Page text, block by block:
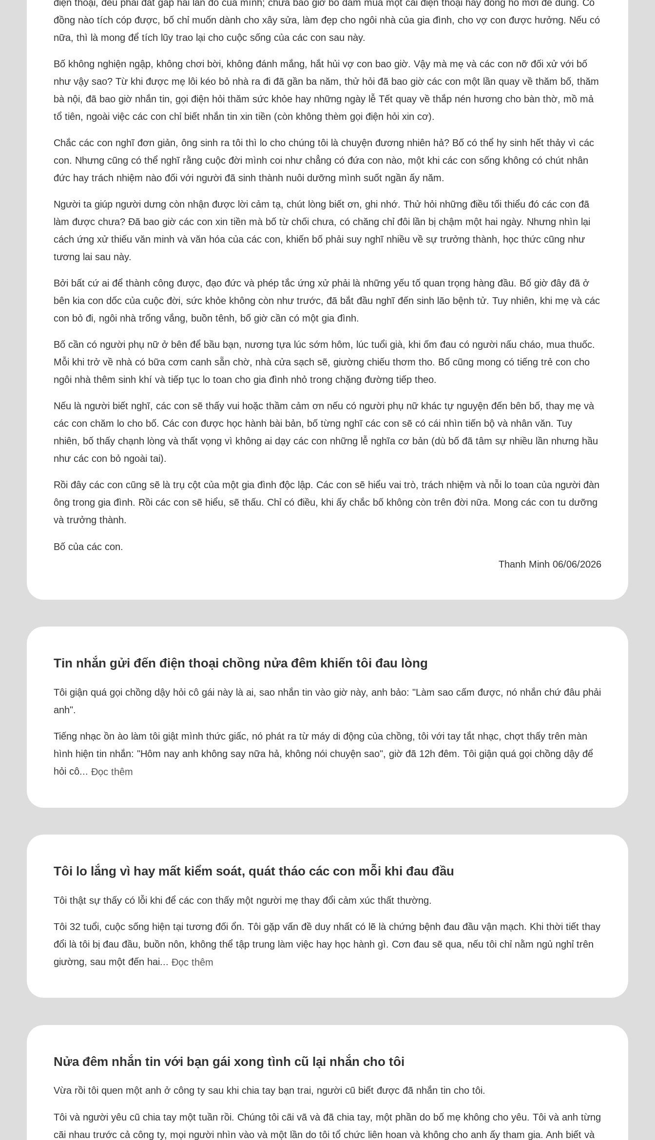
điện thoại, đều phải đắt gấp hai lần đồ của mình; chưa bao giờ bố dám mua một cái điện thoại hay đồng hồ mới để dùng. Có
đồng nào tích cóp được, bố chỉ muốn dành cho xây sửa, làm đẹp cho ngôi nhà của gia đình, cho vợ con được hưởng. Nếu có
nữa, thì là mong để tích lũy trao lại cho cuộc sống của các con sau này.
Bố không nghiện ngập, không chơi bời, không đánh mắng, hắt hủi vợ con bao giờ. Vậy mà mẹ và các con nỡ đối xử với bố
như vậy sao? Từ khi được mẹ lôi kéo bỏ nhà ra đi đã gần ba năm, thử hỏi đã bao giờ các con một lần quay về thăm bố, thăm
bà nội, đã bao giờ nhắn tin, gọi điện hỏi thăm sức khỏe hay những ngày lễ Tết quay về thắp nén hương cho bàn thờ, mồ mả
tổ tiên, ngoài việc các con chỉ biết nhắn tin xin tiền (còn không thèm gọi điện hỏi xin cơ).
Chắc các con nghĩ đơn giản, ông sinh ra tôi thì lo cho chúng tôi là chuyện đương nhiên hả? Bố có thể hy sinh hết thảy vì các
con. Nhưng cũng có thể nghĩ rằng cuộc đời mình coi như chẳng có đứa con nào, một khi các con sống không có chút nhân
đức hay trách nhiệm nào đối với người đã sinh thành nuôi dưỡng mình suốt ngần ấy năm.
Người ta giúp người dưng còn nhận được lời cảm tạ, chút lòng biết ơn, ghi nhớ. Thử hỏi những điều tối thiểu đó các con đã
làm được chưa? Đã bao giờ các con xin tiền mà bố từ chối chưa, có chăng chỉ đôi lần bị chậm một hai ngày. Nhưng nhìn lại
cách ứng xử thiếu văn minh và văn hóa của các con, khiến bố phải suy nghĩ nhiều về sự trưởng thành, học thức cũng như
tương lai sau này.
Bởi bất cứ ai để thành công được, đạo đức và phép tắc ứng xử phải là những yếu tố quan trọng hàng đầu. Bố giờ đây đã ở
bên kia con dốc của cuộc đời, sức khỏe không còn như trước, đã bắt đầu nghĩ đến sinh lão bệnh tử. Tuy nhiên, khi mẹ và các
con bỏ đi, ngôi nhà trống vắng, buồn tênh, bố giờ cần có một gia đình.
Bố cần có người phụ nữ ở bên để bầu bạn, nương tựa lúc sớm hôm, lúc tuổi già, khi ốm đau có người nấu cháo, mua thuốc.
Mỗi khi trở về nhà có bữa cơm canh sẵn chờ, nhà cửa sạch sẽ, giường chiếu thơm tho. Bố cũng mong có tiếng trẻ con cho
ngôi nhà thêm sinh khí và tiếp tục lo toan cho gia đình nhỏ trong chặng đường tiếp theo.
Nếu là người biết nghĩ, các con sẽ thấy vui hoặc thầm cảm ơn nếu có người phụ nữ khác tự nguyện đến bên bố, thay mẹ và
các con chăm lo cho bố. Các con được học hành bài bản, bố từng nghĩ các con sẽ có cái nhìn tiến bộ và nhân văn. Tuy
nhiên, bố thấy chạnh lòng và thất vọng vì không ai dạy các con những lễ nghĩa cơ bản (dù bố đã tâm sự nhiều lần nhưng hầu
như các con bỏ ngoài tai).
Rồi đây các con cũng sẽ là trụ cột của một gia đình độc lập. Các con sẽ hiểu vai trò, trách nhiệm và nỗi lo toan của người đàn
ông trong gia đình. Rồi các con sẽ hiểu, sẽ thấu. Chỉ có điều, khi ấy chắc bố không còn trên đời nữa. Mong các con tu dưỡng
và trưởng thành.
Bố của các con.
Thanh Minh 06/06/2026
Tin nhắn gửi đến điện thoại chồng nửa đêm khiến tôi đau lòng
Tôi giận quá gọi chồng dậy hỏi cô gái này là ai, sao nhắn tin vào giờ này, anh bảo: "Làm sao cấm được, nó nhắn chứ đâu phải
anh".
Tiếng nhạc ồn ào làm tôi giật mình thức giấc, nó phát ra từ máy di động của chồng, tôi với tay tắt nhạc, chợt thấy trên màn
hình hiện tin nhắn: "Hôm nay anh không say nữa hả, không nói chuyện sao", giờ đã 12h đêm. Tôi giận quá gọi chồng dậy để
hỏi cô...Đọc thêm
Tôi lo lắng vì hay mất kiểm soát, quát tháo các con mỗi khi đau đầu
Tôi thật sự thấy có lỗi khi để các con thấy một người mẹ thay đổi cảm xúc thất thường.
Tôi 32 tuổi, cuộc sống hiện tại tương đối ổn. Tôi gặp vấn đề duy nhất có lẽ là chứng bệnh đau đầu vận mạch. Khi thời tiết thay
đổi là tôi bị đau đầu, buồn nôn, không thể tập trung làm việc hay học hành gì. Cơn đau sẽ qua, nếu tôi chỉ nằm ngủ nghỉ trên
giường, sau một đến hai...Đọc thêm
Nửa đêm nhắn tin với bạn gái xong tình cũ lại nhắn cho tôi
Vừa rồi tôi quen một anh ở công ty sau khi chia tay bạn trai, người cũ biết được đã nhắn tin cho tôi.
Tôi và người yêu cũ chia tay một tuần rồi. Chúng tôi cãi vã và đã chia tay, một phần do bố mẹ không cho yêu. Tôi và anh từng
cãi nhau trước cả công ty, mọi người nhìn vào và một lần do tôi tổ chức liên hoan và không cho anh ấy tham gia. Anh biết và